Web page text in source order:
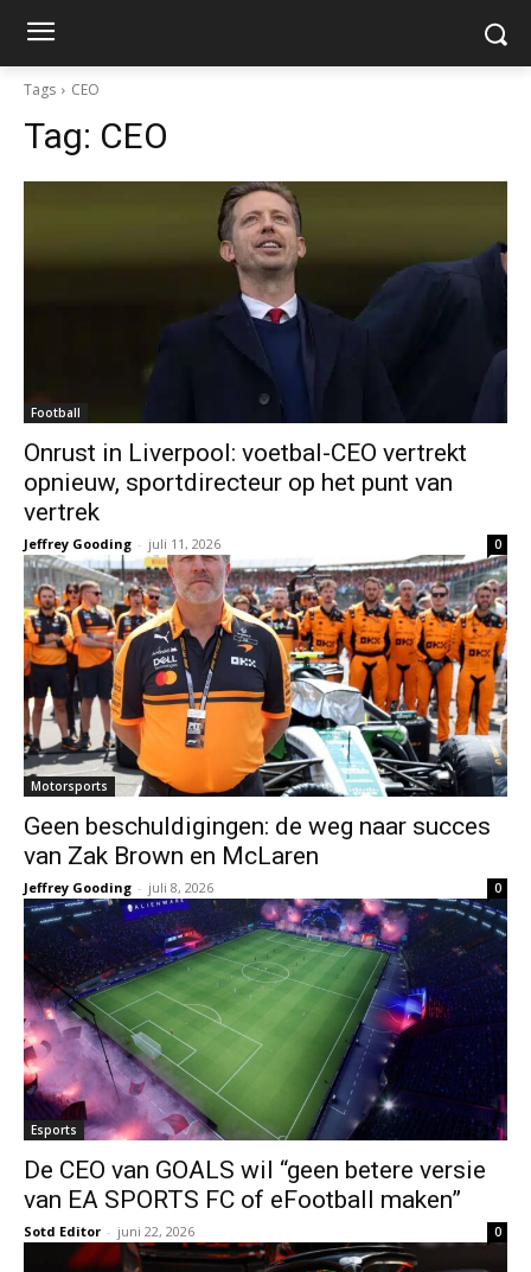
Tags CEO
Tag: CEO
Football
Onrust in Liverpool: voetbal-CEO vertrekt
opnieuw, sportdirecteur op het punt van
vertrek
Jeffrey Gooding - juli 11, 2026 0
Motorsports
Geen beschuldigingen: de weg naar succes
van Zak Brown en McLaren
Jeffrey Gooding - juli 8, 2026 0
Esports
De CEO van GOALS wil “geen betere versie
van EA SPORTS FC of eFootball maken”
Sotd Editor - juni 22, 2026 0